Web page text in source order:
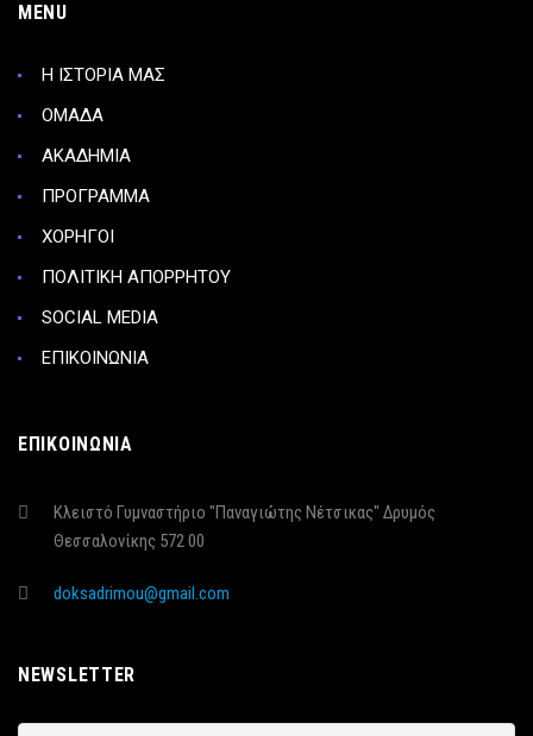
MENU
Η ΙΣΤΟΡΙΑ ΜΑΣ
ΟΜΑΔΑ
ΑΚΑΔΗΜΙΑ
ΠΡΟΓΡΑΜΜΑ
ΧΟΡΗΓΟΙ
ΠΟΛΙΤΙΚΗ ΑΠΟΡΡΗΤΟΥ
SOCIAL MEDIA
ΕΠΙΚΟΙΝΩΝΙΑ
ΕΠΙΚΟΙΝΩΝΙΑ
Κλειστό Γυμναστήριο "Παναγιώτης Νέτσικας" Δρυμός
Θεσσαλονίκης 572 00
doksadrimou@gmail.com
NEWSLETTER